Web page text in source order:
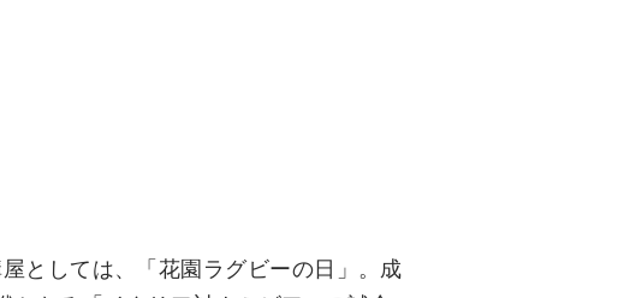
としては、「花園ラグビーの日」。成